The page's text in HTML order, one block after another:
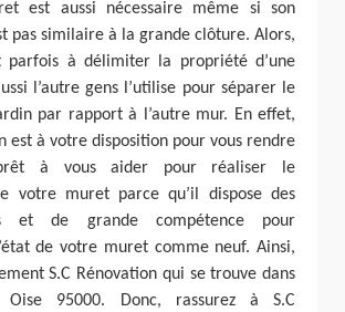
est aussi nécessaire même si son
pas similaire à la grande clôture. Alors,
à délimiter la propriété d’une
l’autre gens l’utilise pour séparer le
par rapport à l’autre mur. En effet,
est à votre disposition pour vous rendre
à vous aider pour réaliser le
votre muret parce qu’il dispose des
et de grande compétence pour
de votre muret comme neuf. Ainsi,
S.C Rénovation qui se trouve dans
Oise 95000. Donc, rassurez à S.C